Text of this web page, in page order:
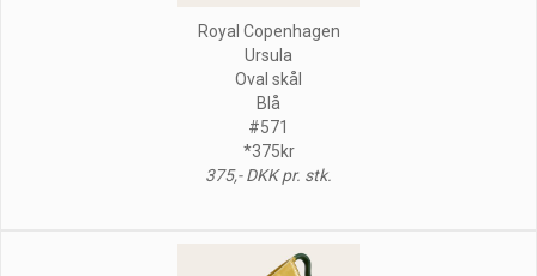
Royal Copenhagen
Ursula
Oval skål
Blå
#571
*375kr
375,- DKK pr. stk.